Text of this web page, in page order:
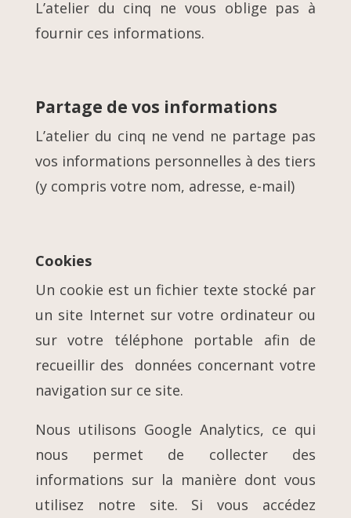
L’atelier du cinq ne vous oblige pas à
fournir ces informations.
Partage de vos informations
L’atelier du cinq ne vend ne partage pas
vos informations personnelles à des tiers
(y compris votre nom, adresse, e-mail)
Cookies
Un cookie est un fichier texte stocké par
un site Internet sur votre ordinateur ou
sur votre téléphone portable afin de
recueillir des données concernant votre
navigation sur ce site.
Nous utilisons Google Analytics, ce qui
nous permet de collecter des
informations sur la manière dont vous
utilisez notre site. Si vous accédez